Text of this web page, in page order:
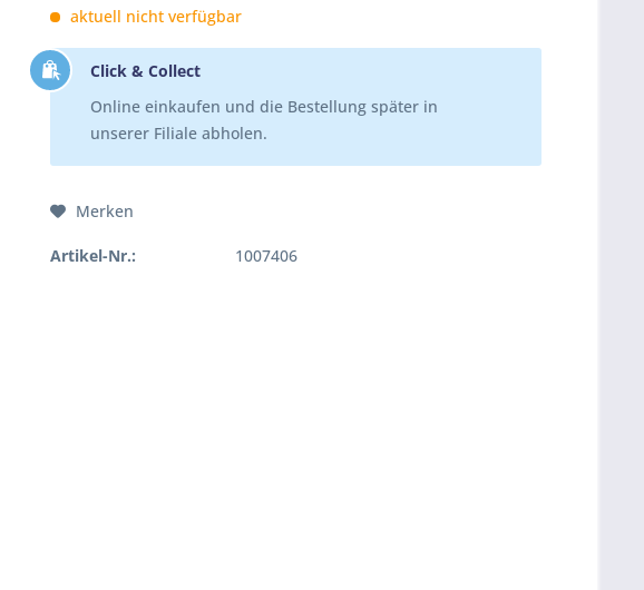
aktuell nicht verfügbar
Click & Collect
Online einkaufen und die Bestellung später in
unserer Filiale abholen.
Merken
Artikel-Nr.: 1007406